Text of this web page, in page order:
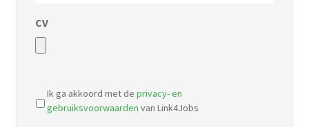
CV
types:
pdf,
Ik ga akkoord met de privacy- en
gebruiksvoorwaarden van Link4Jobs